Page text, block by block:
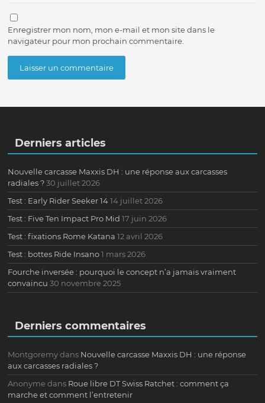
Enregistrer mon nom, mon e-mail et mon site dans le
navigateur pour mon prochain commentaire.
Derniers articles
Nouvelle carcasse Maxxis DH : une réponse aux carcasses
radiales ? 30 juillet 2026
Test : Early Rider Seeker 14 14 juillet 2026
Test : Five Ten Impact Pro Mid 17 juin 2026
Test : fixations Rome Katana 12 avril 2026
Test : bottes Ride Insano 1 mars 2026
Fourche inversée : pourquoi le concept n’a jamais vraiment
convaincu 30 novembre 2025
Derniers commentaires
Montgoremydans Nouvelle carcasse Maxxis DH : une réponse
aux carcasses radiales ?
Anonyme dans Roue libre DT Swiss Ratchet : comment ça
marche et comment l’entretenir